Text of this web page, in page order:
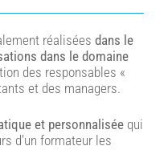
réalisées dans le
dans le domaine
des responsables «
et des managers.
et personnalisée qui
d’un formateur les